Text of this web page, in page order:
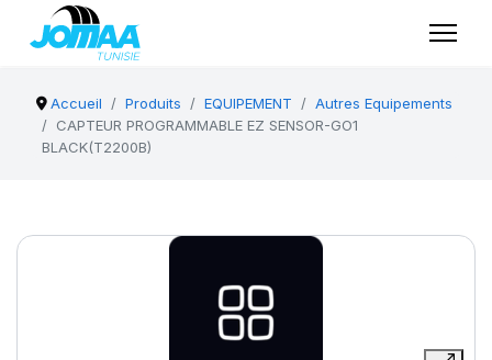
Accueil Produits EQUIPEMENT
Autres Equipements
CAPTEUR PROGRAMMABLE EZ SENSOR-GO1
BLACK(T2200B)